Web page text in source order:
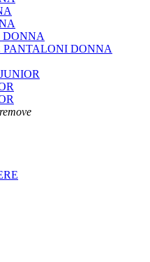
PANTALONI DONNA
remove